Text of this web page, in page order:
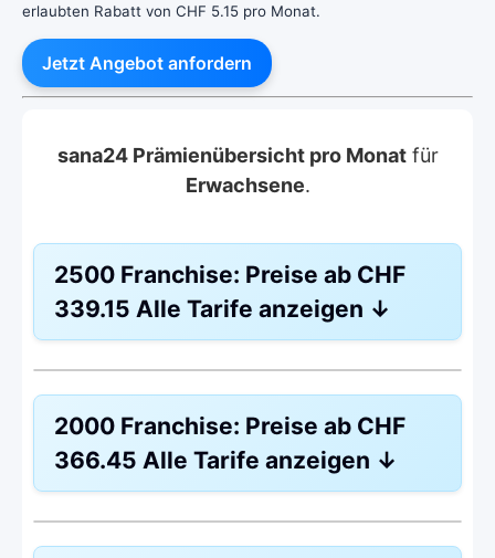
erlaubten Rabatt von CHF 5.15 pro Monat.
Jetzt Angebot anfordern
sana24 Prämienübersicht pro Monatfür
Erwachsene.
2500 Franchise: Preise ab CHF
339.15 Alle Tarife anzeigen ↓
Ohne Unfalldeckung:
CHF 339.15
Mit Unfalldeckung:
2000 Franchise: Preise ab CHF
366.45 Alle Tarife anzeigen ↓